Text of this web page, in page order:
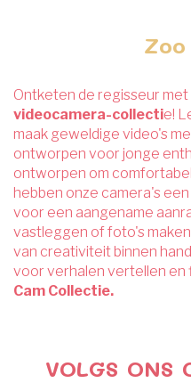
Ontketen de regisseur met
videocamera-collectie!
maak geweldige video's
ontworpen voor jonge
ontworpen om
hebben onze camera's
voor een aangename
vastleggen of foto's
van creativiteit binnen
voor verhalen vertellen en
Cam Collectie.
VOLGS ONS